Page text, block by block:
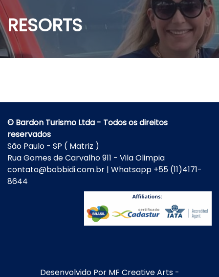
RESORTS
© Bardon Turismo Ltda - Todos os direitos
reservados
São Paulo - SP ( Matriz )
Rua Gomes de Carvalho 911 - Vila Olimpia
contato@bobbidi.com.br | Whatsapp +55 (11)4171-
8644
Desenvolvido Por MF Creative Arts-